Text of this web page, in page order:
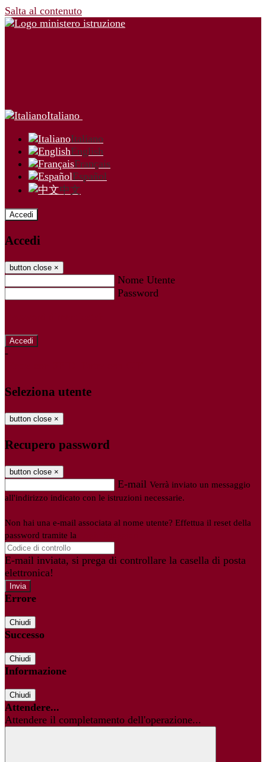
Salta al contenuto
Italiano
Italiano
English
Français
Español
中文
Accedi
Accedi
button close ×
Nome Utente
Password
-
Seleziona utente
button close ×
Recupero password
button close ×
E-mail Verrà inviato un messaggio
all'indirizzo indicato con le istruzioni necessarie.
Non hai una e-mail associata al nome utente? Effettua il reset della
password tramite la
E-mail inviata, si prega di controllare la casella di posta
elettronica!
Errore
Chiudi
Successo
Chiudi
Informazione
Chiudi
Attendere...
Attendere il completamento dell'operazione...